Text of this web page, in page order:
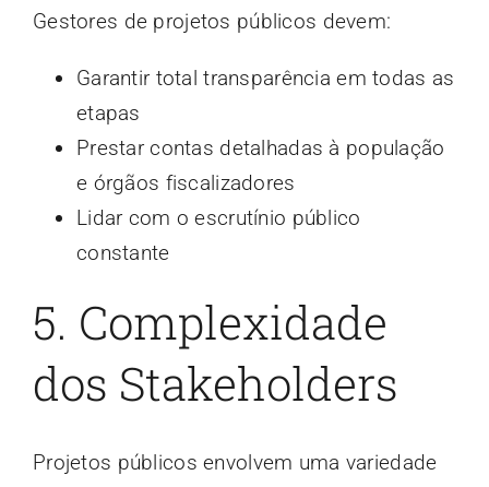
Gestores de projetos públicos devem:
Garantir total transparência em todas as
etapas
Prestar contas detalhadas à população
e órgãos fiscalizadores
Lidar com o escrutínio público
constante
5. Complexidade
dos Stakeholders
Projetos públicos envolvem uma variedade